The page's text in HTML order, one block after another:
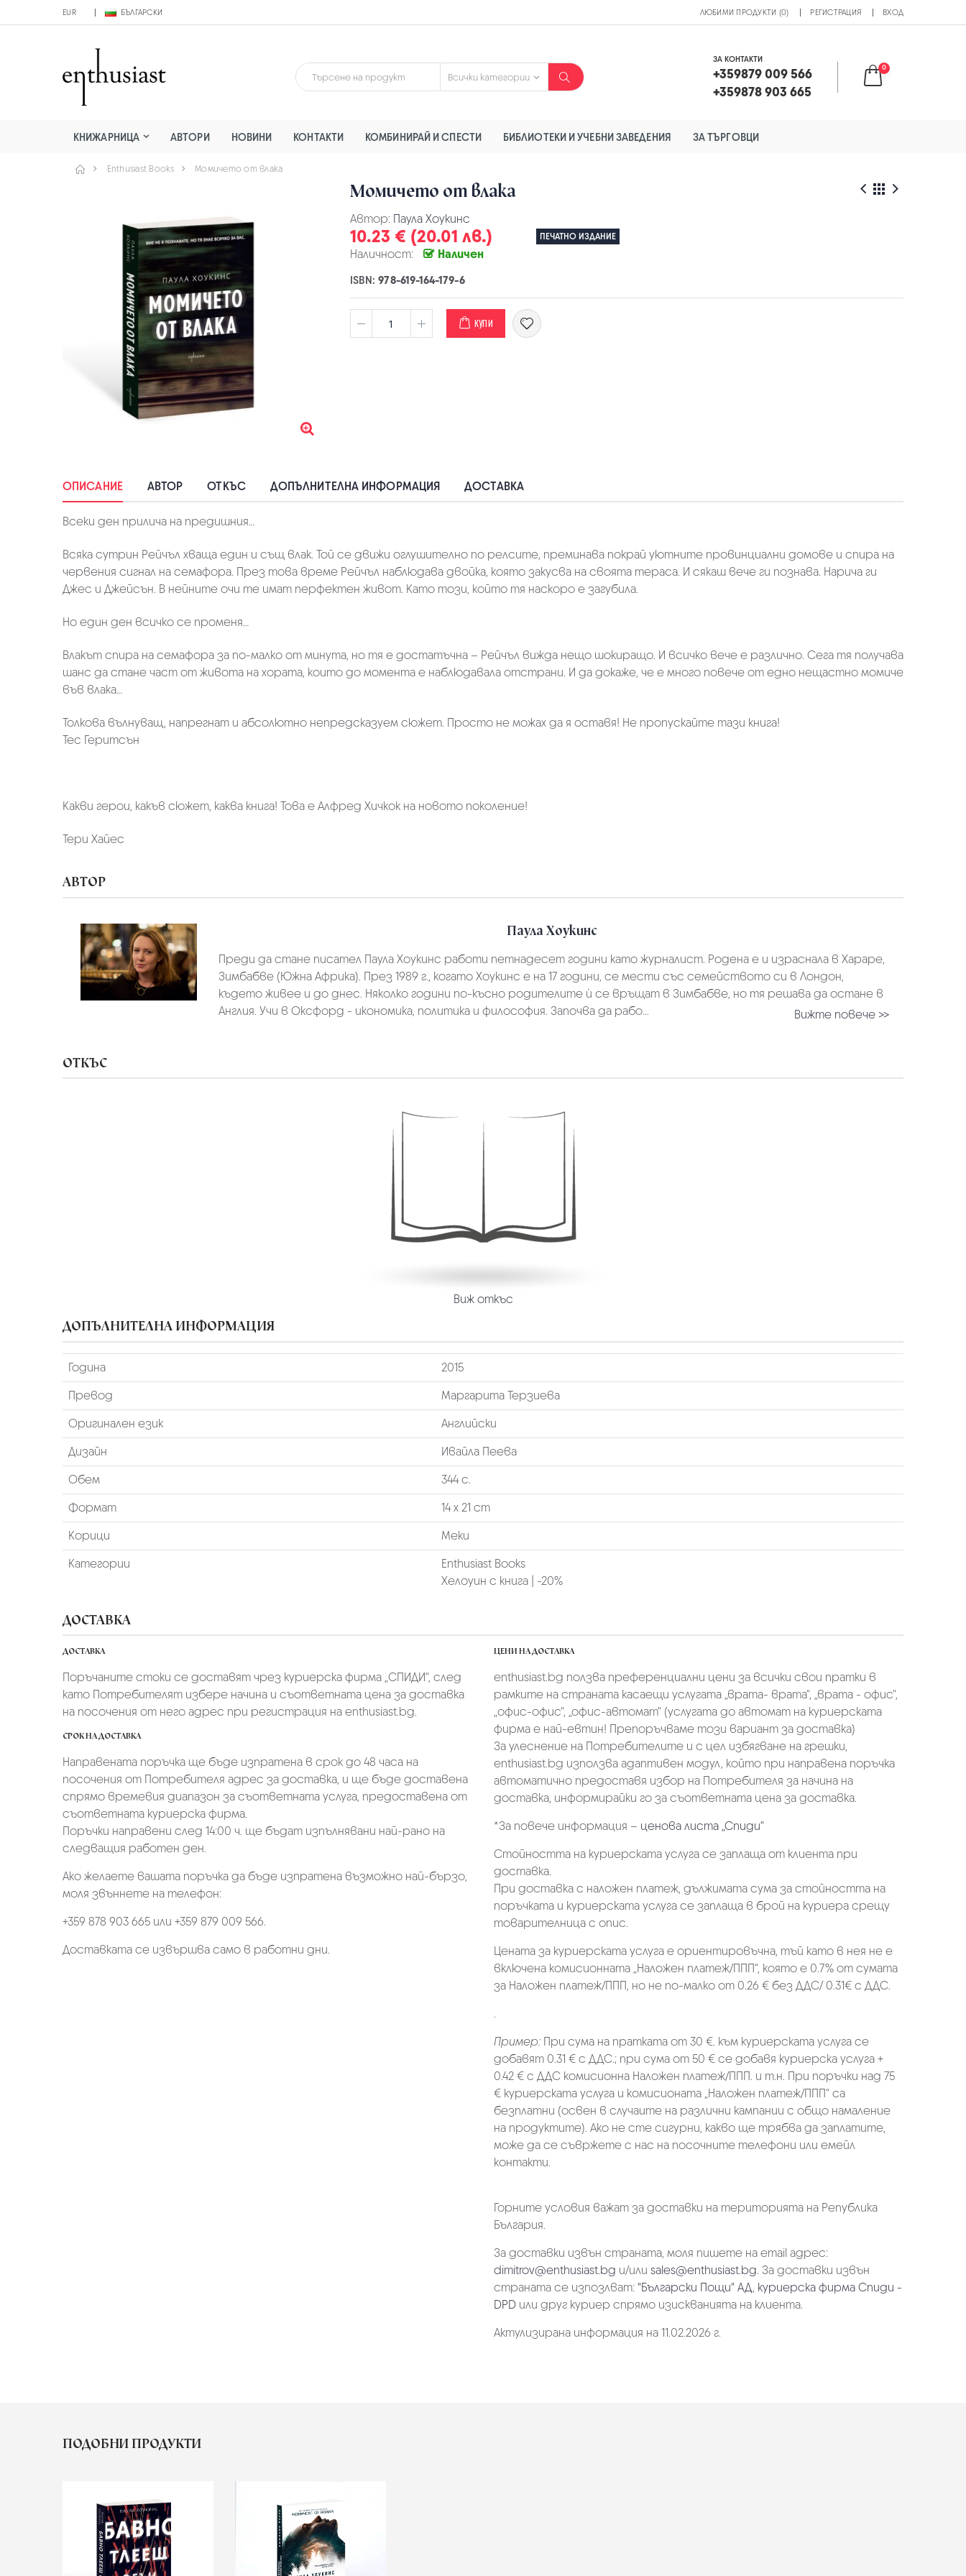
EUR БЪЛГАРСКИ ЛЮБИМИ ПРОДУКТИ (0) РЕГИСТРАЦИЯ ВХОД
ЗА КОНТАКТИ
+359879 009 566
+359878 903 665
0
КНИЖАРНИЦА АВТОРИ НОВИНИ КОНТАКТИ КОМБИНИРАЙ И СПЕСТИ БИБЛИОТЕКИ И УЧЕБНИ ЗАВЕДЕНИЯ ЗА ТЪРГОВЦИ
Enthusiast Books Момичето от влака
Момичето от влака
Автор: Паула Хоукинс
10.23 € (20.01 лв.) ПЕЧАТНО ИЗДАНИЕ
Наличност: Наличен
ISBN:978-619-164-179-6
КУПИ
ОПИСАНИЕ АВТОР ОТКЪС ДОПЪЛНИТЕЛНА ИНФОРМАЦИЯ ДОСТАВКА
Всеки ден прилича на предишния…
Всяка сутрин Рейчъл хваща един и същ влак. Той се движи оглушително по релсите, преминава покрай уютните провинциални домове и спира на
червения сигнал на семафора. През това време Рейчъл наблюдава двойка, която закусва на своята тераса. И сякаш вече ги познава. Нарича ги
Джес и Джейсън. В нейните очи те имат перфектен живот. Като този, който тя наскоро е загубила.
Но един ден всичко се променя…
Влакът спира на семафора за по-малко от минута, но тя е достатъчна – Рейчъл вижда нещо шокиращо. И всичко вече е различно. Сега тя получава
шанс да стане част от живота на хората, които до момента е наблюдавала отстрани. И да докаже, че е много повече от едно нещастно момиче
във влака…
Толкова вълнуващ, напрегнат и абсолютно непредсказуем сюжет. Просто не можах да я оставя! Не пропускайте тази книга!
Тес Геритсън
Какви герои, какъв сюжет, каква книга! Това е Алфред Хичкок на новото поколение!
Тери Хайес
АВТОР
Паула Хоукинс
Преди да стане писател Паула Хоукинс работи петнадесет години като журналист. Родена е и израснала в Хараре,
Зимбабве (Южна Африка). През 1989 г., когато Хоукинс е на 17 години, се мести със семейството си в Лондон,
където живее и до днес. Няколко години по-късно родителите ѝ се връщат в Зимбабве, но тя решава да остане в
Англия. Учи в Оксфорд - икономика, политика и философия. Започва да рабо...
Вижте повече >>
ОТКЪС
Виж откъс
ДОПЪЛНИТЕЛНА ИНФОРМАЦИЯ
Година
2015
Превод
Маргарита Терзиева
Оригинален език
Английски
Дизайн
Ивайла Пеева
Обем
344 с.
Формат
14 х 21 cm
Корици
Меки
Категории
Enthusiast Books
Хелоуин с книга | -20%
ДОСТАВКА
ДОСТАВКА
Поръчаните стоки се доставят чрез куриерскa фирмa „СПИДИ“, след
като Потребителят избере начина и съответната цена за доставка
на посочения от него адрес при регистрация на enthusiast.bg.
СРОК НА ДОСТАВКА
Направената поръчка ще бъде изпратена в срок до 48 часа на
посочения от Потребителя адрес за доставка, и ще бъде доставена
спрямо времевия диапазон за съответната услуга, предоставена от
съответната куриерска фирма.
Поръчки направени след 14:00 ч. ще бъдат изпълнявани най-рано на
следващия работен ден.
Ако желаете вашата поръчка да бъде изпратена възможно най-бързо,
моля звъннете на телефон:
+359 878 903 665 или +359 879 009 566.
Доставката се извършва само в работни дни.
ЦЕНИ НА ДОСТАВКА
enthusiast.bg ползва преференциални цени за всички свои пратки в
рамките на страната касаещи услугата „врата- врата“, „врата - офис“,
„oфис-офис“, „офис-автомат“ (услугата до автомат на куриерската
фирма е най-евтин! Препоръчваме този вариант за доставка)
За улеснение на Потребителите и с цел избягване на грешки,
enthusiast.bg използва адаптивен модул, който при направена поръчка
автоматично предоставя избор на Потребителя за начина на
доставка, информирайки го за съответната цена за доставка.
*За повече информация – ценова листа „Спиди“
Стойността на куриерската услуга се заплаща от клиента при
доставка.
При доставка с наложен платеж, дължимата сума за стойността на
поръчката и куриерската услуга се заплаща в брой на куриера срещу
товарителница с опис.
Цената за куриерската услуга е ориентировъчна, тъй като в нея не е
включена комисионната „Наложен платеж/ППП“, която е 0.7% от сумата
за Наложен платеж/ППП, но не по-малко от 0.26 € без ДДС/ 0.31€ с ДДС.
.
Пример: При сума на пратката от 30 €. към куриерската услуга се
добавят 0.31 € с ДДС.; при сума от 50 € се добавя куриерска услуга +
0.42 € с ДДС комисионна Наложен платеж/ППП. и т.н. При поръчки над 75
€ куриерската услуга и комисионата „Наложен платеж/ППП“ са
безплатни (освен в случаите на различни кампании с общо намаление
на продуктите). Ако не сте сигурни, какво ще трябва да заплатите,
може да се съвржете с нас на посочните телефони или емейл
контакти.
Горните условия важат за доставки на територията на Република
България.
За доставки извън страната, моля пишете на email адрес:
dimitrov@enthusiast.bg и/или sales@enthusiast.bg. За доставки извън
страната се изпозлват: "Български Пощи" АД, куриерска фирма Спиди -
DPD или друг куриер спрямо изискванията на клиента.
Актулизирана информация на 11.02.2026 г.
ПОДОБНИ ПРОДУКТИ